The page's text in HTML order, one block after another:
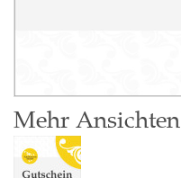
Mehr Ansichten